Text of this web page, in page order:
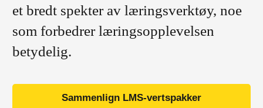
et bredt spekter av læringsverktøy, noe
som forbedrer læringsopplevelsen
betydelig.
Sammenlign LMS-vertspakker